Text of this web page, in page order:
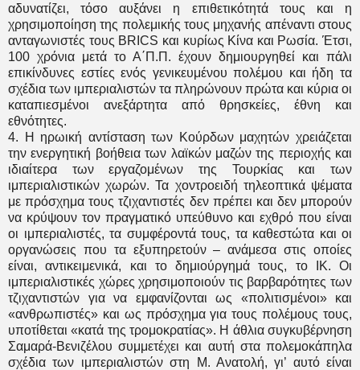
αδυνατίζει, τόσο αυξάνει η επιθετικότητά τους και η
χρησιμοποίηση της πολεμικής τους μηχανής απέναντι στους
ανταγωνιστές τους BRICS και κυρίως Κίνα και Ρωσία. Έτσι,
100 χρόνια μετά το Α΄Π.Π. έχουν δημιουργηθεί και πάλι
επικίνδυνες εστίες ενός γενικευμένου πολέμου και ήδη τα
σχέδια των ιμπεριαλιστών τα πληρώνουν πρώτα και κύρια οι
καταπιεσμένοι ανεξάρτητα από θρησκείες, έθνη και
εθνότητες.
4. Η ηρωική αντίσταση των Κούρδων μαχητών χρειάζεται
την ενεργητική βοήθεια των λαϊκών μαζών της περιοχής και
ιδιαίτερα των εργαζομένων της Τουρκίας και των
ιμπεριαλιστικών χωρών. Τα χοντροειδή τηλεοπτικά ψέματα
με πρόσχημα τους τζιχαντιστές δεν πρέπει και δεν μπορούν
να κρύψουν τον πραγματικό υπεύθυνο και εχθρό που είναι
οι ιμπεριαλιστές, τα συμφέροντά τους, τα καθεστώτα και οι
οργανώσεις που τα εξυπηρετούν – ανάμεσα στις οποίες
είναι, αντικειμενικά, και το δημιούργημά τους, το ΙΚ. Οι
ιμπεριαλιστικές χώρες χρησιμοποιούν τις βαρβαρότητες των
τζιχαντιστών για να εμφανίζονται ως «πολιτισμένοι» και
«ανθρωπιστές» και ως πρόσχημα για τους πολέμους τους,
υποτίθεται «κατά της τρομοκρατίας». Η άθλια συγκυβέρνηση
Σαμαρά-Βενιζέλου συμμετέχει και αυτή στα πολεμοκάπηλα
σχέδια των ιμπεριαλιστών στη Μ. Ανατολή, γι’ αυτό είναι